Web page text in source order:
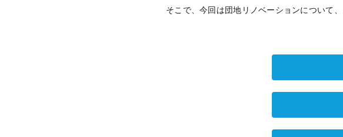
そこで、今回は団地リノベーションについて